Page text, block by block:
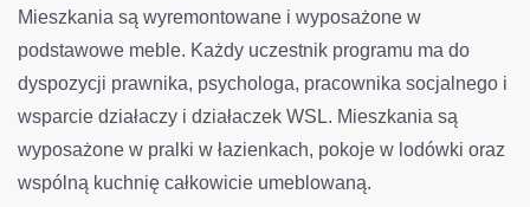
Mieszkania są wyremontowane i wyposażone w
podstawowe meble. Każdy uczestnik programu ma do
dyspozycji prawnika, psychologa, pracownika socjalnego i
wsparcie działaczy i działaczek WSL. Mieszkania są
wyposażone w pralki w łazienkach, pokoje w lodówki oraz
wspólną kuchnię całkowicie umeblowaną.